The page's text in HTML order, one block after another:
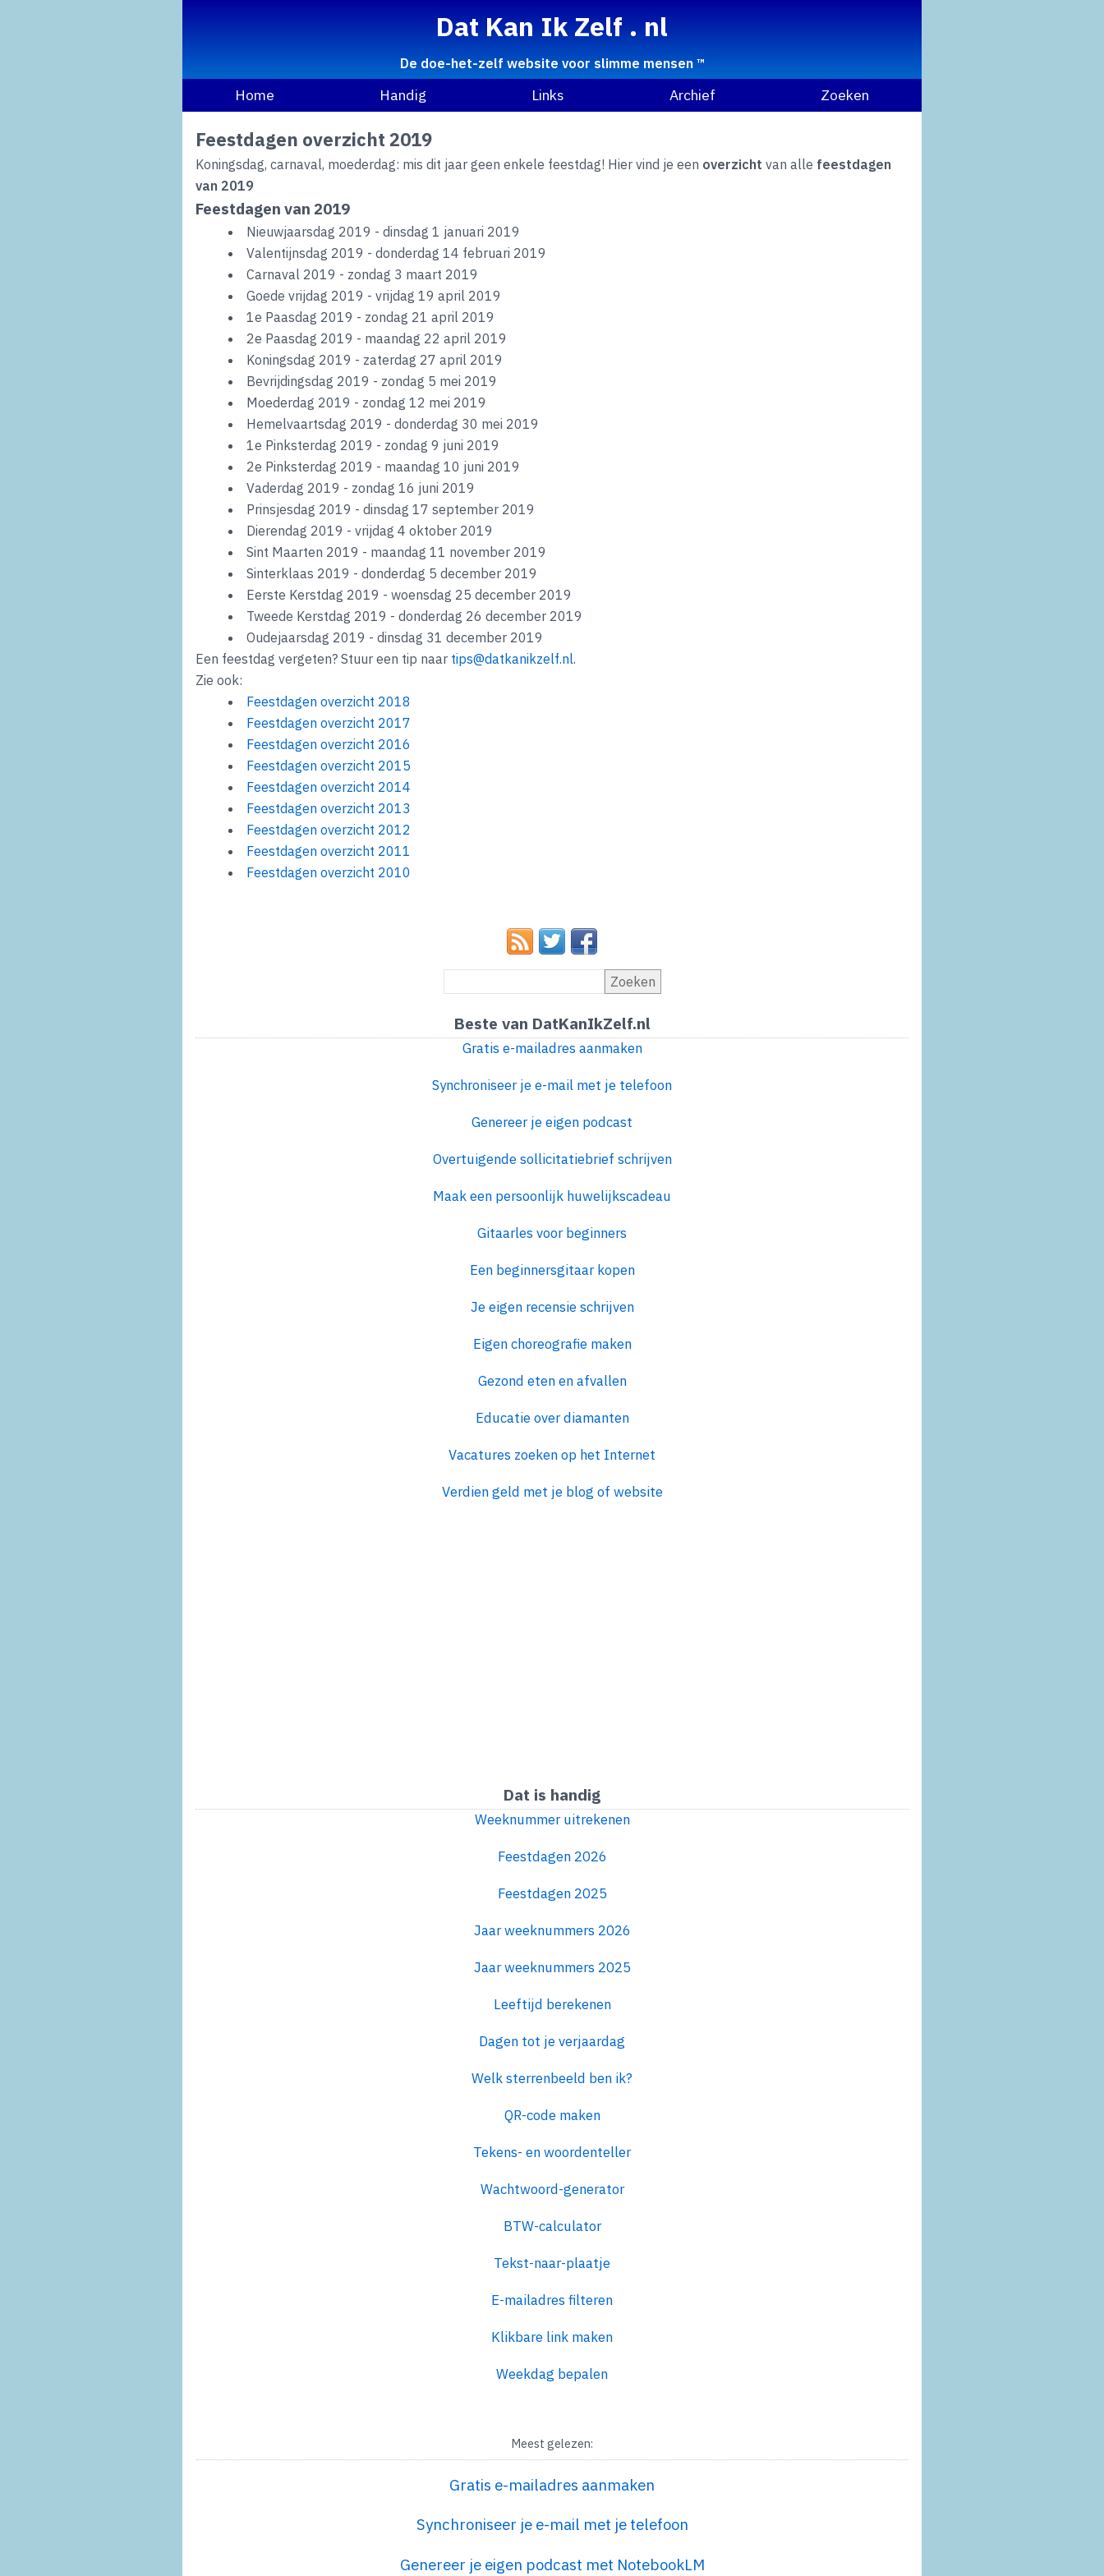
Dat Kan Ik Zelf . nl
De doe-het-zelf website voor slimme mensen ™
Home Handig Links Archief Zoeken
Feestdagen overzicht 2019
Koningsdag, carnaval, moederdag: mis dit jaar geen enkele feestdag! Hier vind je een overzicht van alle feestdagen
van 2019
Feestdagen van 2019
Nieuwjaarsdag 2019 - dinsdag 1 januari 2019
Valentijnsdag 2019 - donderdag 14 februari 2019
Carnaval 2019 - zondag 3 maart 2019
Goede vrijdag 2019 - vrijdag 19 april 2019
1e Paasdag 2019 - zondag 21 april 2019
2e Paasdag 2019 - maandag 22 april 2019
Koningsdag 2019 - zaterdag 27 april 2019
Bevrijdingsdag 2019 - zondag 5 mei 2019
Moederdag 2019 - zondag 12 mei 2019
Hemelvaartsdag 2019 - donderdag 30 mei 2019
1e Pinksterdag 2019 - zondag 9 juni 2019
2e Pinksterdag 2019 - maandag 10 juni 2019
Vaderdag 2019 - zondag 16 juni 2019
Prinsjesdag 2019 - dinsdag 17 september 2019
Dierendag 2019 - vrijdag 4 oktober 2019
Sint Maarten 2019 - maandag 11 november 2019
Sinterklaas 2019 - donderdag 5 december 2019
Eerste Kerstdag 2019 - woensdag 25 december 2019
Tweede Kerstdag 2019 - donderdag 26 december 2019
Oudejaarsdag 2019 - dinsdag 31 december 2019
Een feestdag vergeten? Stuur een tip naar tips@datkanikzelf.nl.
Zie ook:
Feestdagen overzicht 2018
Feestdagen overzicht 2017
Feestdagen overzicht 2016
Feestdagen overzicht 2015
Feestdagen overzicht 2014
Feestdagen overzicht 2013
Feestdagen overzicht 2012
Feestdagen overzicht 2011
Feestdagen overzicht 2010
Zoeken
Beste van DatKanIkZelf.nl
Gratis e-mailadres aanmaken
Synchroniseer je e-mail met je telefoon
Genereer je eigen podcast
Overtuigende sollicitatiebrief schrijven
Maak een persoonlijk huwelijkscadeau
Gitaarles voor beginners
Een beginnersgitaar kopen
Je eigen recensie schrijven
Eigen choreografie maken
Gezond eten en afvallen
Educatie over diamanten
Vacatures zoeken op het Internet
Verdien geld met je blog of website
Dat is handig
Weeknummer uitrekenen
Feestdagen 2026
Feestdagen 2025
Jaar weeknummers 2026
Jaar weeknummers 2025
Leeftijd berekenen
Dagen tot je verjaardag
Welk sterrenbeeld ben ik?
QR-code maken
Tekens- en woordenteller
Wachtwoord-generator
BTW-calculator
Tekst-naar-plaatje
E-mailadres filteren
Klikbare link maken
Weekdag bepalen
Meest gelezen:
Gratis e-mailadres aanmaken
Synchroniseer je e-mail met je telefoon
Genereer je eigen podcast met NotebookLM